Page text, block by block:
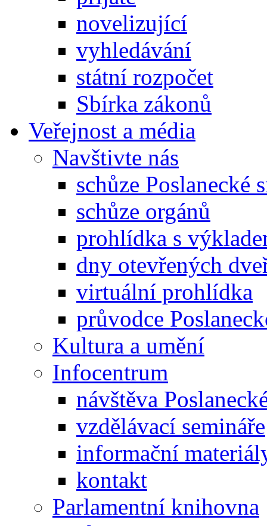
novelizující
vyhledávání
státní rozpočet
Sbírka zákonů
Veřejnost a média
Navštivte nás
schůze Poslanecké
schůze orgánů
prohlídka s
dny otevřených
virtuální prohlídka
průvodce
Kultura a umění
Infocentrum
návštěva
vzdělávací semináře
informační
kontakt
Parlamentní knihovna